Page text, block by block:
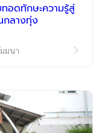
อดทักษะความรู้สู่
ลางทุ่ง
มนา